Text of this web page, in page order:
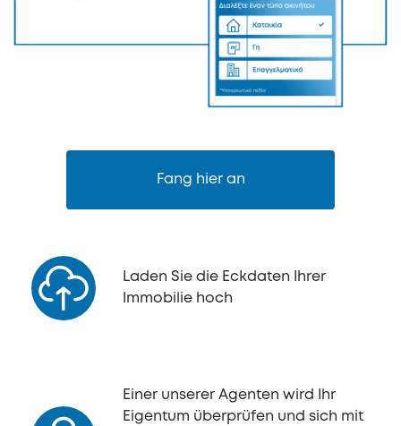
Fang hier an
Laden Sie die Eckdaten Ihrer
Immobilie hoch
Einer unserer Agenten wird Ihr
Eigentum überprüfen und sich mit